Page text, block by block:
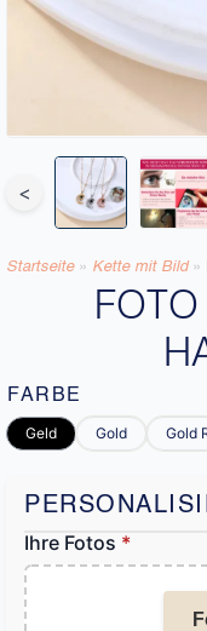
<
Startseite » Kette mit Bild »
FARBE
Geld Gold Gold
Ihre Fotos *